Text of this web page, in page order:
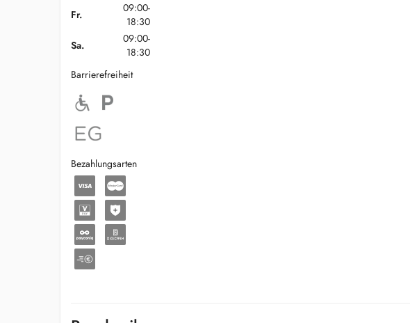
Fr.
09:00-
18:30
Sa.
09:00-
18:30
Barrierefreiheit
Bezahlungsarten